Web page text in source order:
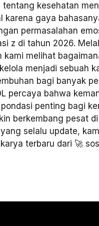
kesehatan
karena gaya
permasalahan
z di tahun 2026.
kami melihat
menjadi sebuah
bagi banyak
percaya bahwa
penting bagi
berkembang pesat
selalu update,
terbaru dari 🚀